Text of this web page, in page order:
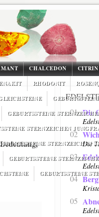
CHALCEDON CITRIN
RHODONIT
GEBURTSSTEINE
STERNZEICHEN
STERNZEICHEN
GEBURTSSTEINE
GEBURTSSTEINE
01 Die
02
Die
03
04
05